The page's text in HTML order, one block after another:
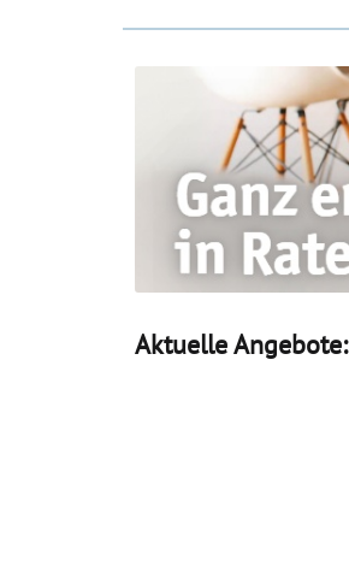
Aktuelle Angebote: